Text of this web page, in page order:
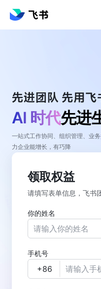
AI 时代先进
一站式工作协同、组织管理、业
力企业能增长，有巧降
领取权益
请填写表单信息，飞书
你的姓名
手机号